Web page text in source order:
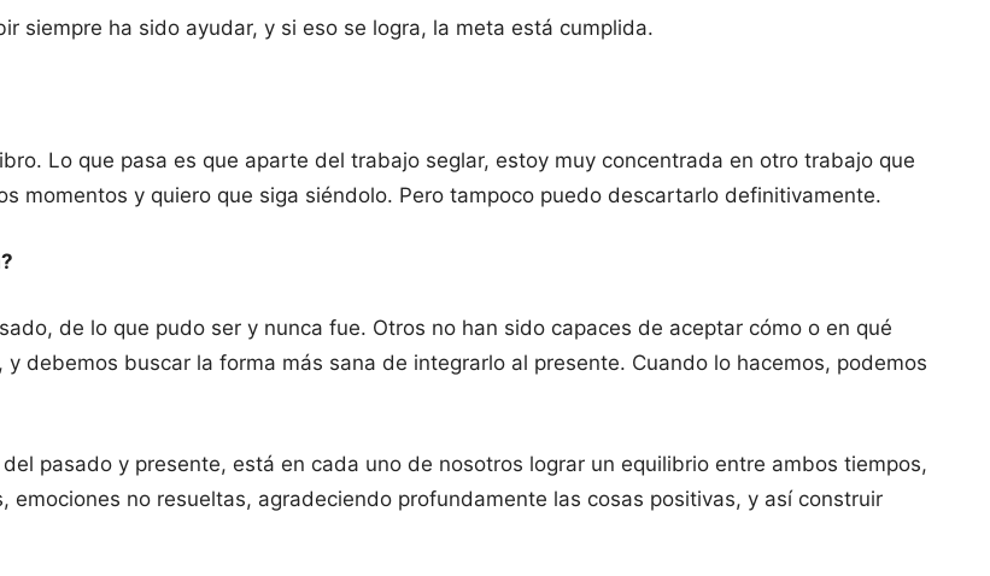
siempre ha sido ayudar, y si eso se logra, la meta está cumplida.
que pasa es que aparte del trabajo seglar, estoy muy concentrada en otro trabajo que
momentos y quiero que siga siéndolo. Pero tampoco puedo descartarlo definitivamente.
de lo que pudo ser y nunca fue. Otros no han sido capaces de aceptar cómo o en qué
debemos buscar la forma más sana de integrarlo al presente. Cuando lo hacemos, podemos
pasado y presente, está en cada uno de nosotros lograr un equilibrio entre ambos tiempos,
no resueltas, agradeciendo profundamente las cosas positivas, y así construir